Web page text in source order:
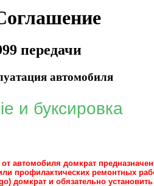
передачи
автомобиля
и буксировка
от автомобиля домкрат
профилактических ремонтных
домкрат и обязательно